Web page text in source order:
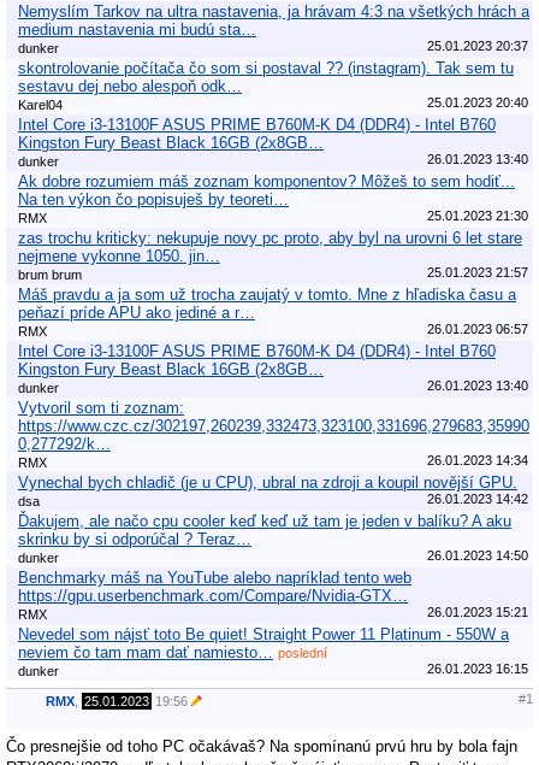
Nemyslím Tarkov na ultra nastavenia, ja hrávam 4:3 na všetkých hrách a
medium nastavenia mi budú sta…
dunker 25.01.2023 20:37
skontrolovanie počítača čo som si postaval ?? (instagram). Tak sem tu
sestavu dej nebo alespoň odk…
Karel04 25.01.2023 20:40
Intel Core i3-13100F ASUS PRIME B760M-K D4 (DDR4) - Intel B760
Kingston Fury Beast Black 16GB (2x8GB…
dunker 26.01.2023 13:40
Ak dobre rozumiem máš zoznam komponentov? Môžeš to sem hodiť...
Na ten výkon čo popisuješ by teoreti…
RMX 25.01.2023 21:30
zas trochu kriticky: nekupuje novy pc proto, aby byl na urovni 6 let stare
nejmene vykonne 1050. jin…
brum brum 25.01.2023 21:57
Máš pravdu a ja som už trocha zaujatý v tomto. Mne z hľadiska času a
peňazí príde APU ako jediné a r…
RMX 26.01.2023 06:57
Intel Core i3-13100F ASUS PRIME B760M-K D4 (DDR4) - Intel B760
Kingston Fury Beast Black 16GB (2x8GB…
dunker 26.01.2023 13:40
Vytvoril som ti zoznam:
https://www.czc.cz/302197,260239,332473,323100,331696,279683,35990
0,277292/k…
RMX 26.01.2023 14:34
Vynechal bych chladič (je u CPU), ubral na zdroji a koupil novější GPU.
dsa 26.01.2023 14:42
Ďakujem, ale načo cpu cooler keď keď už tam je jeden v balíku? A aku
skrinku by si odporúčal ? Teraz…
dunker 26.01.2023 14:50
Benchmarky máš na YouTube alebo napríklad tento web
https://gpu.userbenchmark.com/Compare/Nvidia-GTX…
RMX 26.01.2023 15:21
Nevedel som nájsť toto Be quiet! Straight Power 11 Platinum - 550W a
neviem čo tam mam dať namiesto…
poslední
dunker
26.01.2023 16:15
RMX 25.01.2023 19:56 #1
Čo presnejšie od toho PC očakávaš? Na spomínanú prvú hru by bola fajn